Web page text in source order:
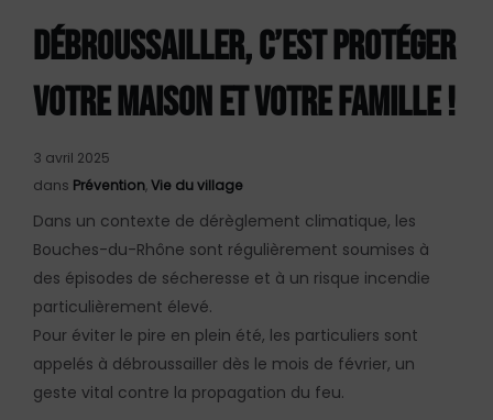
DÉBROUSSAILLER, C’EST PROTÉGER
VOTRE MAISON ET VOTRE FAMILLE !
3 avril 2025
dans Prévention,Vie du village
Dans un contexte de dérèglement climatique, les
Bouches-du-Rhône sont régulièrement soumises à
des épisodes de sécheresse et à un risque incendie
particulièrement élevé.
Pour éviter le pire en plein été, les particuliers sont
appelés à débroussailler dès le mois de février, un
geste vital contre la propagation du feu.